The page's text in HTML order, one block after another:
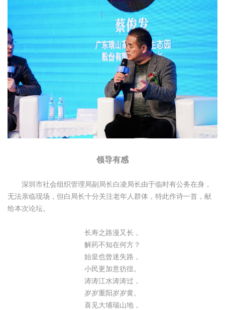
领导有感
深圳市社会组织管理局副局长白凌局长由于临时有公务在身，
无法亲临现场，但白局长十分关注老年人群体，特此作诗一首，献
给本次论坛。
长寿之路漫又长，
解药不知在何方？
始皇也曾迷失路，
小民更加意彷徨。
涛涛江水涛涛过，
岁岁重阳岁岁黄。
喜见大埔瑞山地，